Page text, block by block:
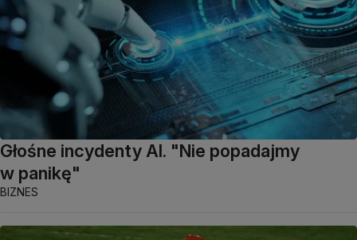
Głośne incydenty AI. "Nie popadajmy
w panikę"
BIZNES